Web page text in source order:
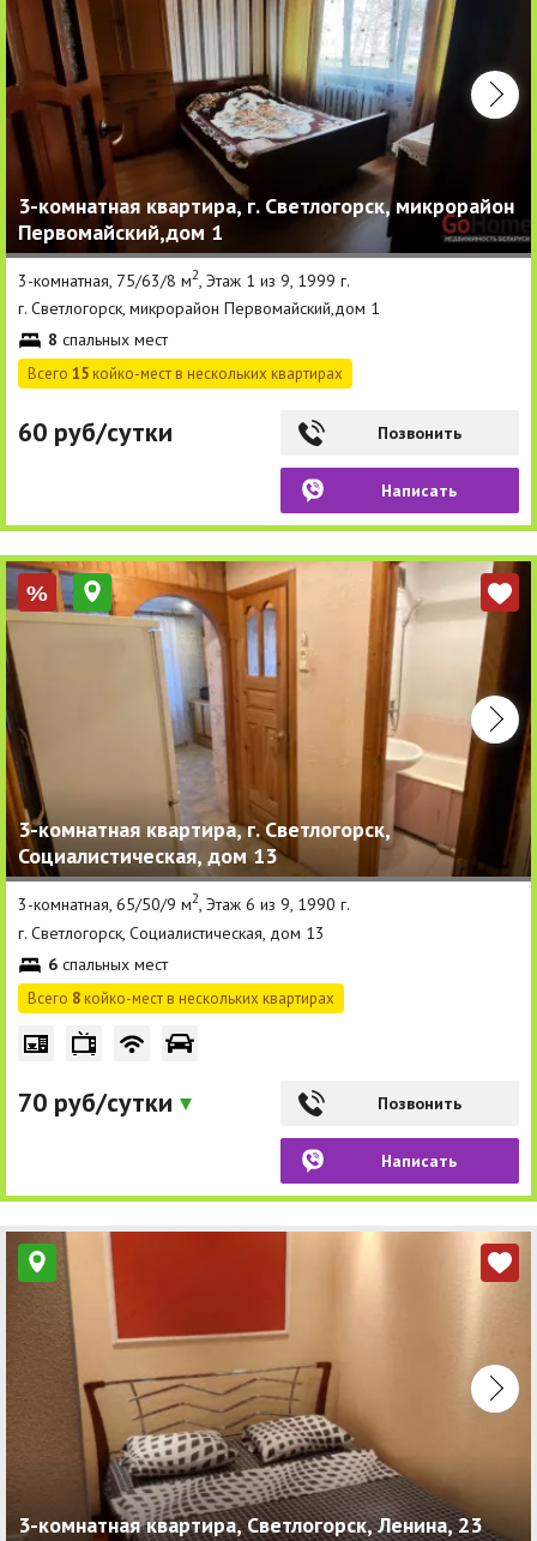
3-комнатная квартира, г. Светлогорск, микрорайон
Первомайский,дом 1
3-комнатная, 75/63/8 м2 , Этаж 1 из 9, 1999 г.
г. Светлогорск, микрорайон Первомайский,дом 1
8 спальных мест
Всего 15 койко-мест в нескольких квартирах
60 руб/сутки Позвонить
Написать
%
3-комнатная квартира, г. Светлогорск,
Социалистическая, дом 13
3-комнатная, 65/50/9 м2, Этаж 6 из 9, 1990 г.
г. Светлогорск, Социалистическая, дом 13
6 спальных мест
Всего 8 койко-мест в нескольких квартирах
70 руб/сутки Позвонить
Написать
3-комнатная квартира, Светлогорск, Ленина, 23